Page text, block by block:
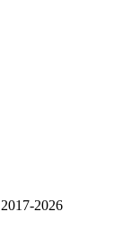
2026